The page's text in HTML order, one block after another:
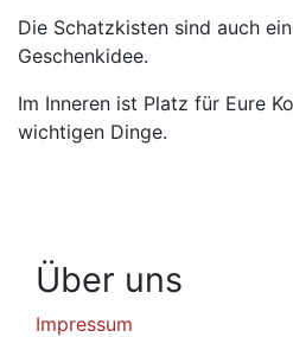
Die Schatzkisten sind auch
Geschenkidee.
Im Inneren ist Platz für Eure
wichtigen Dinge.
Über uns
Impressum